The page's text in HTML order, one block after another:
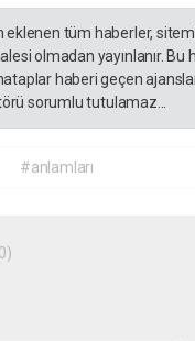
eklenen tüm haberler,
olmadan yayınlanır. Bu
haberi geçen
sorumlu tutulamaz...
#anlamları